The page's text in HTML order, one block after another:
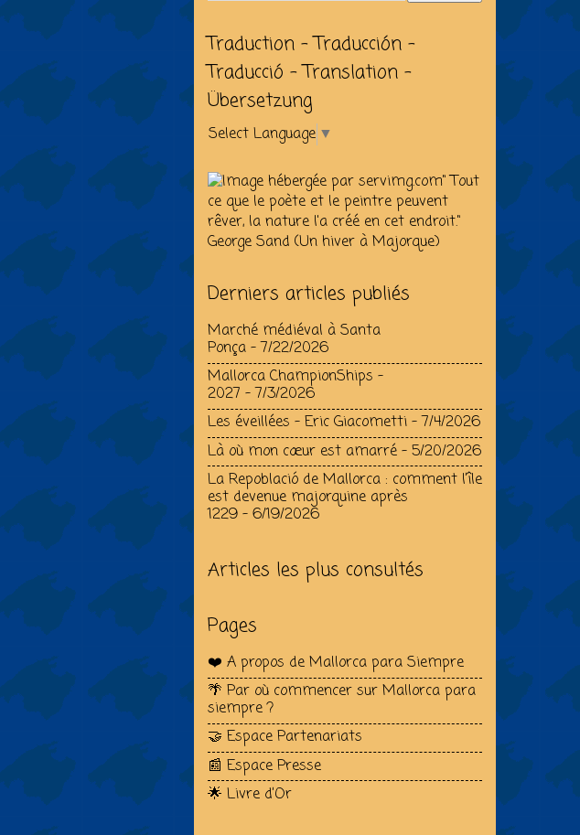
Traduction - Traducción -
Traducció - Translation -
Übersetzung
Select Language ▼
" Tout
ce que le poète et le peintre peuvent
rêver, la nature l'a créé en cet endroit."
George Sand (Un hiver à Majorque)
Derniers articles publiés
Marché médiéval à Santa
Ponça - 7/22/2026
Mallorca ChampionShips –
2027 - 7/3/2026
Les éveillées - Eric Giacometti - 7/4/2026
Là où mon cœur est amarré - 5/20/2026
La Repoblació de Mallorca : comment l’île
est devenue majorquine après
1229 - 6/19/2026
Articles les plus consultés
Pages
❤️ A propos de Mallorca para Siempre
🌴 Par où commencer sur Mallorca para
siempre ?
🤝 Espace Partenariats
📰 Espace Presse
🌟 Livre d’Or